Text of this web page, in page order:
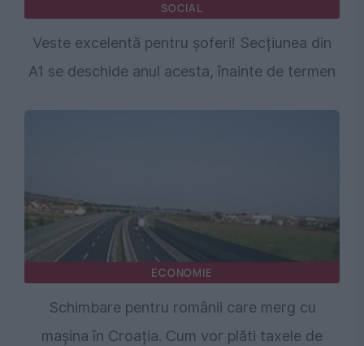
SOCIAL
Veste excelentă pentru șoferi! Secțiunea din
A1 se deschide anul acesta, înainte de termen
ECONOMIE
Schimbare pentru românii care merg cu
mașina în Croația. Cum vor plăti taxele de